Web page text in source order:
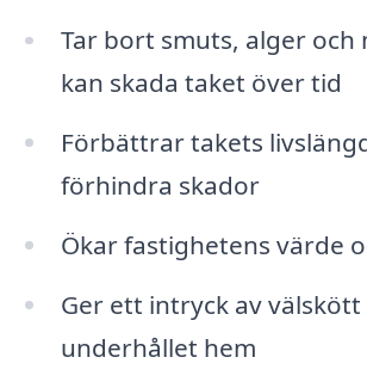
Tar bort smuts, alger och
kan skada taket över tid
Förbättrar takets
förhindra skador
Ökar fastighetens värde
Ger ett intryck av välskött
underhållet hem